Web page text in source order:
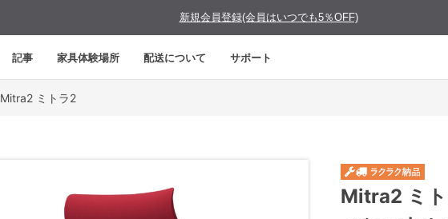
新規会員登録(会員はいつでも5％OFF)
記事 家具体験場所 配送について サポート
Mitra2 ミトラ2
Mitra2 ミ